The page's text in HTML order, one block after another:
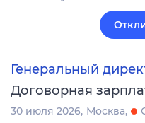
Генеральный
Договорная
30 июля 2026 Москва